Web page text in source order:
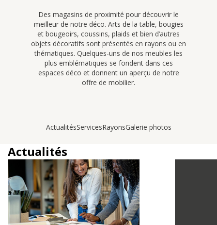
Des magasins de proximité pour découvrir le
meilleur de notre déco. Arts de la table, bougies
et bougeoirs, coussins, plaids et bien d’autres
objets décoratifs sont présentés en rayons ou en
thématiques. Quelques-uns de nos meubles les
plus emblématiques se fondent dans ces
espaces déco et donnent un aperçu de notre
offre de mobilier.
ActualitésServicesRayonsGalerie photos
Actualités